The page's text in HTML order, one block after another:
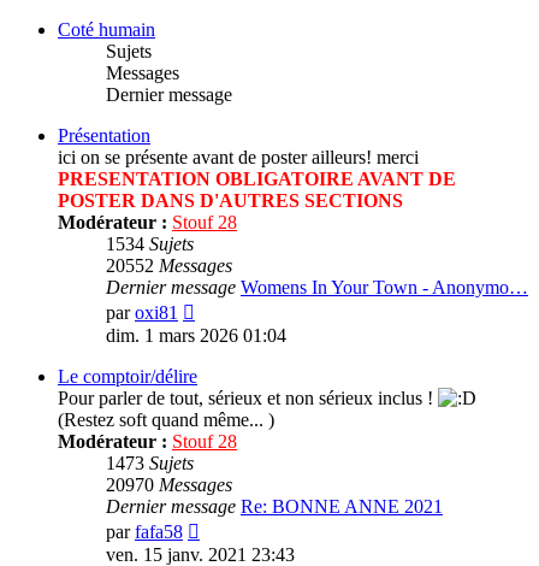
Coté humain
Sujets
Messages
Dernier message
Présentation
ici on se présente avant de poster ailleurs! merci
PRESENTATION OBLIGATOIRE AVANT DE
POSTER DANS D'AUTRES SECTIONS
Modérateur : Stouf 28
1534 Sujets
20552 Messages
Dernier message Womens In Your Town - Anonymo…
paroxi81
le
message
dim. 1 mars 2026 01:04
Le comptoir/délire
Pour parler de tout, sérieux et non sérieux inclus !
(Restez soft quand même... )
Modérateur : Stouf 28
1473 Sujets
20970 Messages
Dernier message Re: BONNE ANNE 2021
parfafa58
le
ven. 15 janv. 2021 23:43